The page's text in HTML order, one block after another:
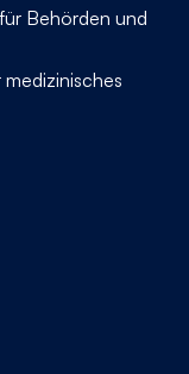
Behörden und